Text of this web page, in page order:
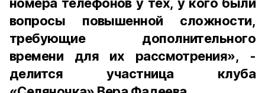
вопросы повышенной сложности,
требующие дополнительного
времени для их рассмотрения», -
делится участница клуба